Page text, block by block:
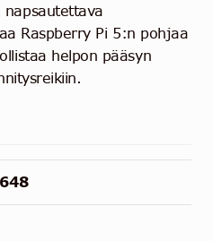
napsautettava
Raspberry Pi 5:n pohjaa
helpon pääsyn